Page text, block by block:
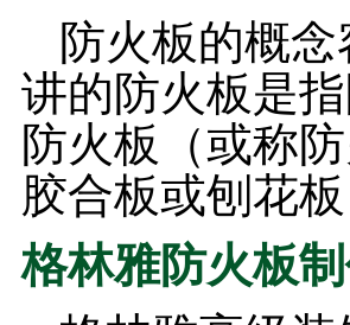
防火板的概
讲的防火板是
防火板（或称
胶合板或刨花
格林雅防火板制